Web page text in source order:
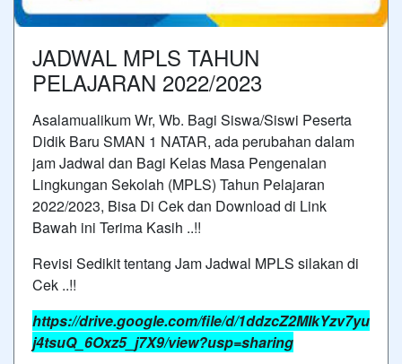
JADWAL MPLS TAHUN
PELAJARAN 2022/2023
Asalamualikum Wr, Wb. Bagi Siswa/Siswi Peserta
Didik Baru SMAN 1 NATAR, ada perubahan dalam
jam Jadwal dan Bagi Kelas Masa Pengenalan
Lingkungan Sekolah (MPLS) Tahun Pelajaran
2022/2023, Bisa Di Cek dan Download di Link
Bawah ini Terima Kasih ..!!
Revisi Sedikit tentang Jam Jadwal MPLS silakan di
Cek ..!!
https://drive.google.com/file/d/1ddzcZ2MIkYzv7yu
j4tsuQ_6Oxz5_j7X9/view?usp=sharing